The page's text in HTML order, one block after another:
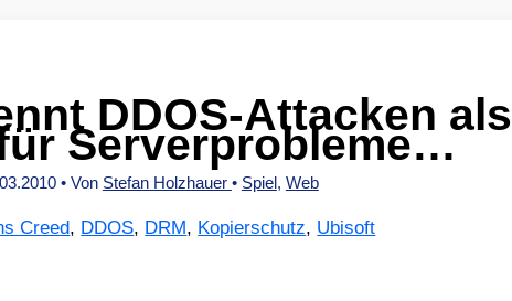
DDOS-Attacken als
Serverprobleme…
• Von Stefan Holzhauer • Spiel, Web
Creed, DDOS, DRM, Kopierschutz, Ubisoft